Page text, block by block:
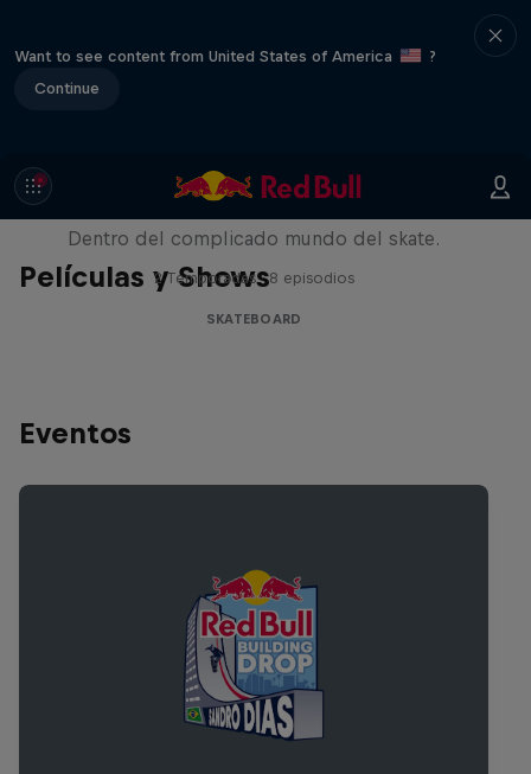
Want to see content from United States of America
?
Continue
Películas y Shows
Pushing Forward
Dentro del complicado mundo del skate.
2 Temporadas · 8 episodios
SKATEBOARD
Eventos